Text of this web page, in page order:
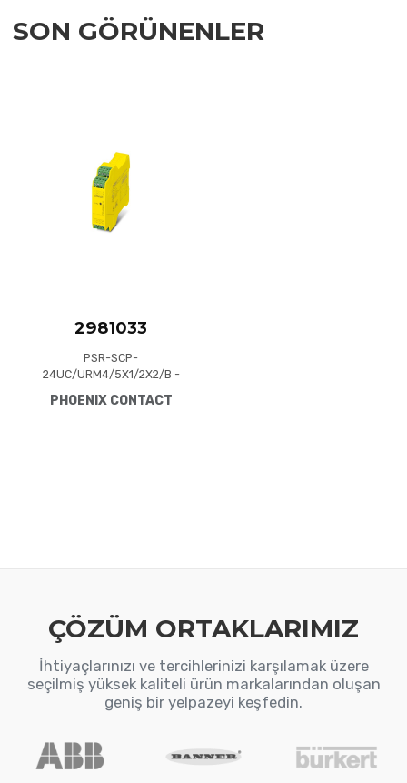
SON GÖRÜNENLER
2981033
PSR-SCP-
24UC/URM4/5X1/2X2/B -
contact extension, 5 N/O
PHOENIX CONTACT
ÇÖZÜM ORTAKLARIMIZ
İhtiyaçlarınızı ve tercihlerinizi karşılamak üzere
seçilmiş yüksek kaliteli ürün markalarından oluşan
geniş bir yelpazeyi keşfedin.